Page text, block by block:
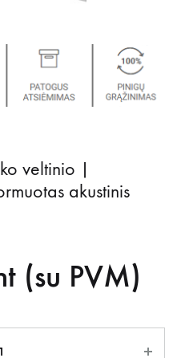
veltinio |
akustinis
(su PVM)